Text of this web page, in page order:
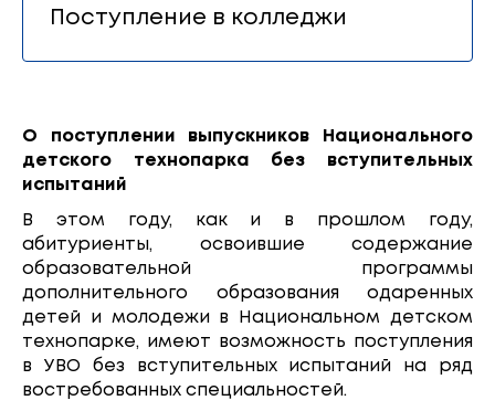
Поступление в колледжи
О поступлении выпускников Национального
детского технопарка без вступительных
испытаний
В этом году, как и в прошлом году,
абитуриенты, освоившие содержание
образовательной программы
дополнительного образования одаренных
детей и молодежи в Национальном детском
технопарке, имеют возможность поступления
в УВО без вступительных испытаний на ряд
востребованных специальностей.